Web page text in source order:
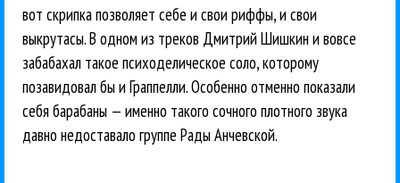
вот скрипка позволяет себе и свои риффы, и свои
выкрутасы. В одном из треков Дмитрий Шишкин и вовсе
забабахал такое психоделическое соло, которому
позавидовал бы и Граппелли. Особенно отменно показали
себя барабаны — именно такого сочного плотного звука
давно недоставало группе Рады Анчевской.